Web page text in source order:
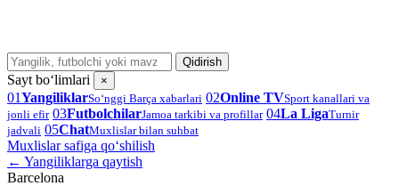
Qidirish
Sayt bo‘limlari ×
01YangiliklarSo‘nggi Barça xabarlari 02Online TVSport kanallari va
jonli efir 03FutbolchilarJamoa tarkibi va profillar 04La LigaTurnir
jadvali 05ChatMuxlislar bilan suhbat
Muxlislar safiga qo‘shilish
← Yangiliklarga qaytish
Barcelona